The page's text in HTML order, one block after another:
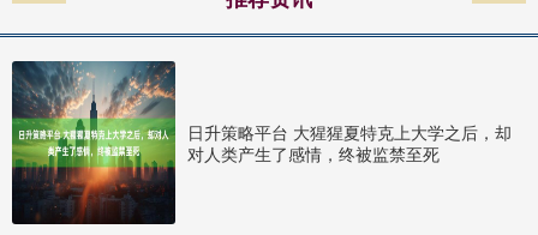
日升策略平台 大猩猩夏特克上大学之后，却
对人类产生了感情，终被监禁至死